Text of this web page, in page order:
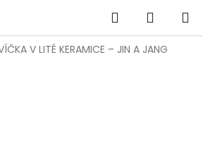
Hledat
KOŠÍK
V LITÉ KERAMICE – JIN A JANG